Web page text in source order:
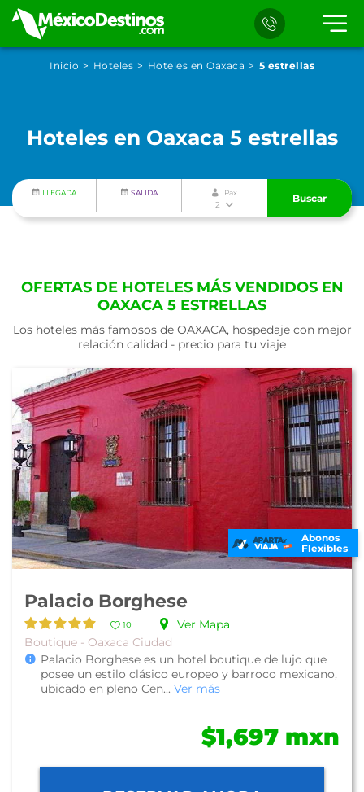
Inicio Hoteles Hoteles en Oaxaca 5 estrellas
Hoteles en Oaxaca 5 estrellas
LLEGADA SALIDA Pax
2
Buscar
OFERTAS DE HOTELES MÁS VENDIDOS EN
OAXACA 5 ESTRELLAS
Los hoteles más famosos de OAXACA, hospedaje con mejor
relación calidad - precio para tu viaje
Abonos
Flexibles
Palacio Borghese
10
Ver Mapa
Boutique - Oaxaca Ciudad
Palacio Borghese es un hotel boutique de lujo que
posee un estilo clásico europeo y barroco mexicano,
ubicado en pleno Cen... Ver más
$1,697 mxn